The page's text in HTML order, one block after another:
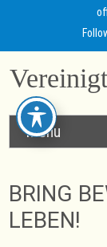
Menu
BRING
LEBEN!